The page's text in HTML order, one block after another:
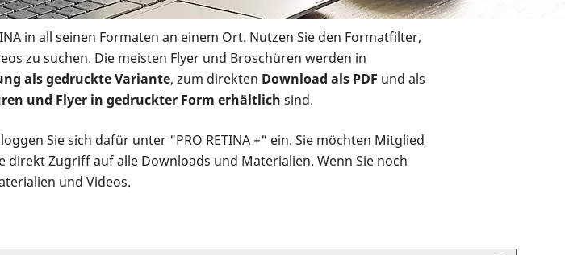
in all seinen Formaten an einem Ort. Nutzen Sie den Formatfilter,
zu suchen. Die meisten Flyer und Broschüren werden in
als gedruckte Variante, zum direkten Download als PDF und als
und Flyer in gedruckter Form erhältlich sind.
Sie sich dafür unter "PRO RETINA +" ein. Sie möchten Mitglied
direkt Zugriff auf alle Downloads und Materialien. Wenn Sie noch
und Videos.